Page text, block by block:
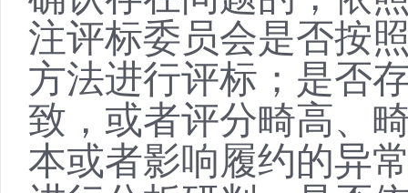
注评标委员会是否按
方法进行评标；是否
致，或者评分畸高、
本或者影响履约的异